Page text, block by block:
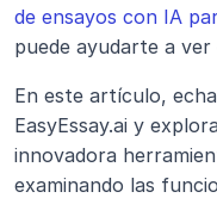
de ensayos con IA
puede ayudarte a
En este artículo,
EasyEssay.ai y
innovadora
examinando las